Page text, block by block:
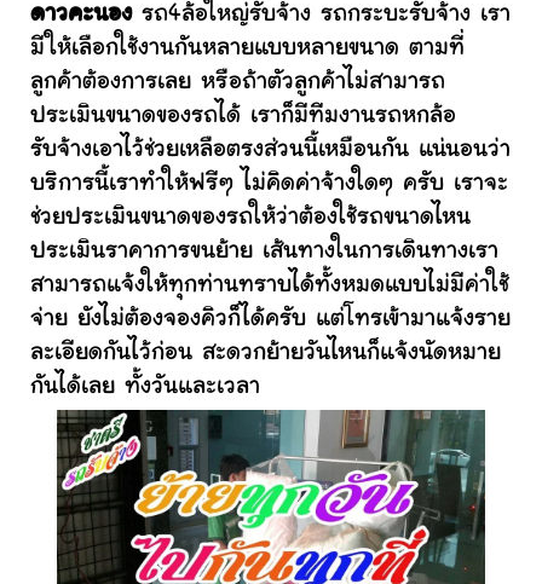
ดาวคะนองรถ4ล้อใหญ่รับจ้าง รถกระบะรับจ้าง เรา
มีให้เลือกใช้งานกันหลายแบบหลายขนาด ตามที่
ลูกค้าต้องการเลย หรือถ้าตัวลูกค้าไม่สามารถ
ประเมินขนาดของรถได้ เราก็มีทีมงานรถหกล้อ
รับจ้างเอาไว้ช่วยเหลือตรงส่วนนี้เหมือนกัน แน่นอนว่า
บริการนี้เราทำให้ฟรีๆ ไม่คิดค่าจ้างใดๆ ครับ เราจะ
ช่วยประเมินขนาดของรถให้ว่าต้องใช้รถขนาดไหน
ประเมินราคาการขนย้าย เส้นทางในการเดินทางเรา
สามารถแจ้งให้ทุกท่านทราบได้ทั้งหมดแบบไม่มีค่าใช้
จ่าย ยังไม่ต้องจองคิวก็ได้ครับ แต่โทรเข้ามาแจ้งราย
ละเอียดกันไว้ก่อน สะดวกย้ายวันไหนก็แจ้งนัดหมาย
กันได้เลย ทั้งวันและเวลา